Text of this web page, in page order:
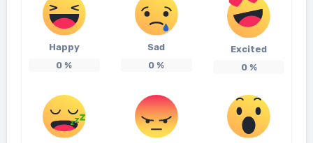
Happy
0 %
Sad
0 %
Excited
0%